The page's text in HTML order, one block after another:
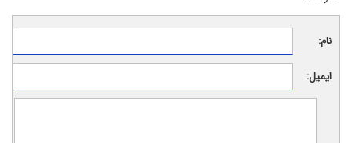
نام:
ایمیل: